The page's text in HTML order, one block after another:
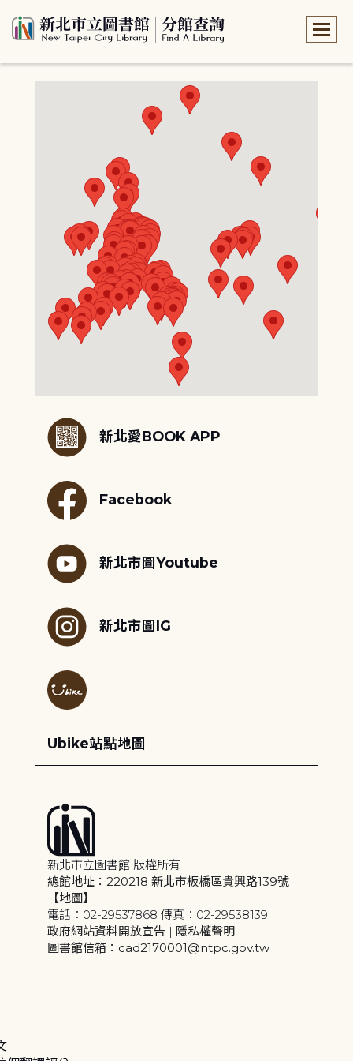
新北愛BOOK APP
Facebook
新北市圖Youtube
新北市圖IG
Ubike站點地圖
新北市立圖書館 版權所有
總館地址：220218 新北市板橋區貴興路139號
【地圖】
電話：02-29537868 傳真：02-29538139
政府網站資料開放宣告 | 隱私權聲明
圖書館信箱：cad2170001@ntpc.gov.tw